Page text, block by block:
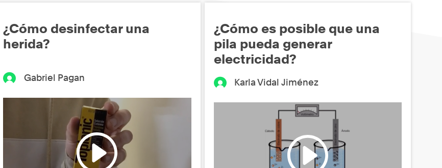
¿Cómo desinfectar una
herida?
Gabriel Pagan
¿Cómo es posible que una
pila pueda generar
electricidad?
Karla Vidal Jiménez